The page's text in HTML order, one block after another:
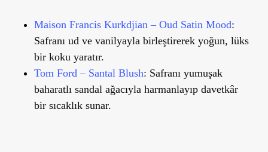
Maison Francis Kurkdjian – Oud Satin Mood:
Safranı ud ve vanilyayla birleştirerek yoğun, lüks
bir koku yaratır.
Tom Ford – Santal Blush: Safranı yumuşak
baharatlı sandal ağacıyla harmanlayıp davetkâr
bir sıcaklık sunar.